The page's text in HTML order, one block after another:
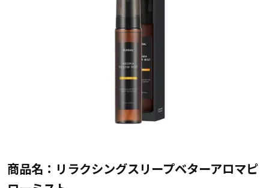
商品名：リラクシングスリープベターアロマピ